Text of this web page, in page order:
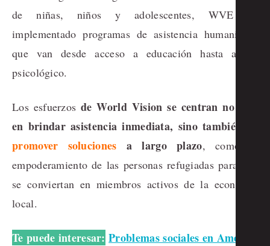
de niñas, niños y adolescentes, WVE ha
implementado programas de asistencia humanitaria
que van desde acceso a educación hasta apoyo
psicológico.
Los esfuerzosde World Vision se centran no solo
en brindar asistencia inmediata, sino también en
promover soluciones a largo plazo, como el
empoderamiento de las personas refugiadas para que
se conviertan en miembros activos de la economía
local.
Te puede interesar: Problemas sociales en América